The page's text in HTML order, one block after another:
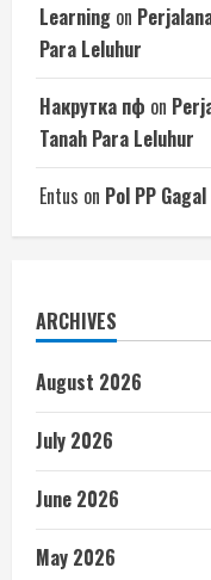
Learning on
Para Leluhur
Накрутка пф on
Tanah Para Leluhur
Entus on Pol PP
ARCHIVES
August 2026
July 2026
June 2026
May 2026